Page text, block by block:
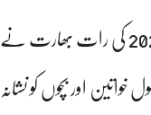
اعلامیہ کے مطابق حال ہی میں پاکستان تاریخ کے کٹھن مرحلے سے گزرا، 6 اور 7 مئی 2025 کی رات بھارت نے
اور بچوں کو نشانہ